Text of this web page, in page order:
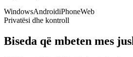
WindowsAndroidiPhoneWeb
Privatësi dhe kontroll
Biseda që mbeten mes